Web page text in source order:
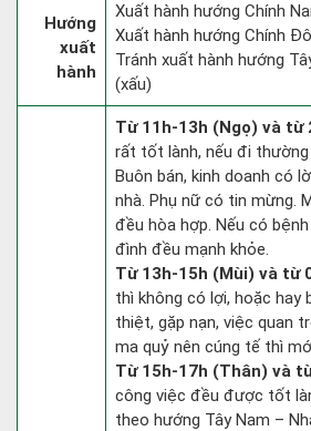
Hướng
xuất
hành
Xuất hành hướng Chính
Xuất hành hướng Chính
Tránh xuất hành hướng
(xấu)
Từ 11h-13h (Ngọ) và từ
rất tốt lành, nếu đi
Buôn bán, kinh doanh có
nhà. Phụ nữ có tin mừng.
đều hòa hợp. Nếu có
đình đều mạnh khỏe.
Từ 13h-15h (Mùi) và từ
thì không có lợi, hoặc hay
thiệt, gặp nạn, việc quan
ma quỷ nên cúng tế thì
Từ 15h-17h (Thân) và
công việc đều được tốt
theo hướng Tây Nam –